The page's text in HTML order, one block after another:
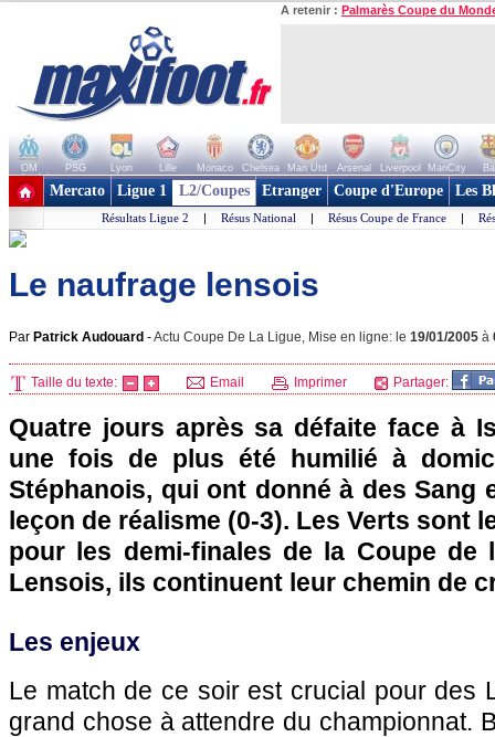
A retenir : Palmarès Coupe du
OM PSG Lyon Lille Monaco Chelsea Man Utd Arsenal Liverpool ManCity
+ de clubs
Mercato Ligue 1 L2/Coupes Etranger Coupe d'Europe Les
Résultats Ligue 2 | Résus National | Résus Coupe de France |
Le naufrage lensois
Par Patrick Audouard -Actu Coupe De La Ligue, Mise en ligne: le 19/01/2005 à
Taille du texte: Email Imprimer Partager:
Quatre jours après sa défaite face à
une fois de plus été humilié à
Stéphanois, qui ont donné à des Sang
leçon de réalisme (0-3). Les Verts sont
pour les demi-finales de la Coupe de
Lensois, ils continuent leur chemin de
Les enjeux
Le match de ce soir est crucial pour des
grand chose à attendre du championnat.